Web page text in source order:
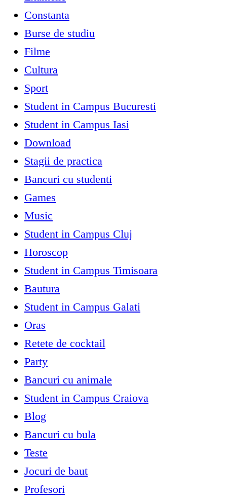
Constanta
Burse de studiu
Filme
Cultura
Sport
Student in Campus Bucuresti
Student in Campus Iasi
Download
Stagii de practica
Bancuri cu studenti
Games
Music
Student in Campus Cluj
Horoscop
Student in Campus Timisoara
Bautura
Student in Campus Galati
Oras
Retete de cocktail
Party
Bancuri cu animale
Student in Campus Craiova
Blog
Bancuri cu bula
Teste
Jocuri de baut
Profesori